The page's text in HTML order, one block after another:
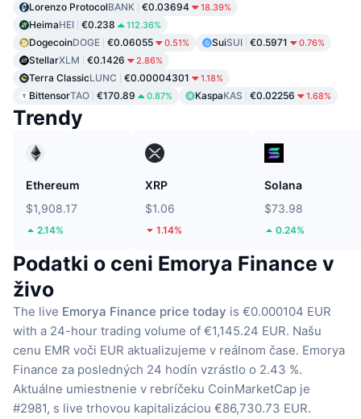
Lorenzo ProtocolBANK €0.03694 18.39%
HeimaHEI €0.238 112.36%
DogecoinDOGE €0.06055 0.51% SuiSUI €0.5971 0.76%
StellarXLM €0.1426 2.86%
Terra ClassicLUNC €0.00004301 1.18%
BittensorTAO €170.89 0.87% KaspaKAS €0.02256 1.68%
Trendy
Ethereum
$1,908.17
2.14%
XRP
$1.06
1.14%
Solana
$73.98
0.24%
Podatki o ceni Emorya Finance v
živo
The live Emorya Finance price today is €0.000104 EUR
with a 24-hour trading volume of €1,145.24 EUR. Našu
cenu EMR voči EUR aktualizujeme v reálnom čase. Emorya
Finance za posledných 24 hodín vzrástlo o 2.43 %.
Aktuálne umiestnenie v rebríčeku CoinMarketCap je
#2981, s live trhovou kapitalizáciou €86,730.73 EUR.